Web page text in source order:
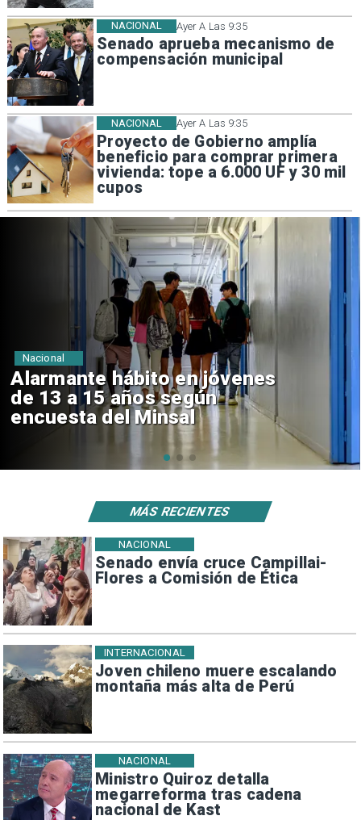
Ayer A Las 9:35
Senado aprueba mecanismo de
compensación municipal
NACIONAL
Ayer A Las 9:35
Proyecto de Gobierno amplía
beneficio para comprar primera
vivienda: tope a 6.000 UF y 30 mil
cupos
NACIONAL
Aprueban creación del Parque
Sebastián Piñera con inversión
de $4 mil millones
Regiones
Senado envía cruce Campillai-
Flores a Comisión de Ética
NACIONAL
Joven chileno muere escalando
montaña más alta de Perú
INTERNACIONAL
Ministro Quiroz detalla
megarreforma tras cadena
nacional de Kast
NACIONAL
MÁS RECIENTES